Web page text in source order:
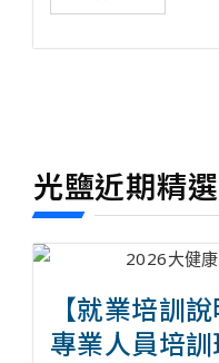
光鹽近期精
【就業培訓
專業人員培